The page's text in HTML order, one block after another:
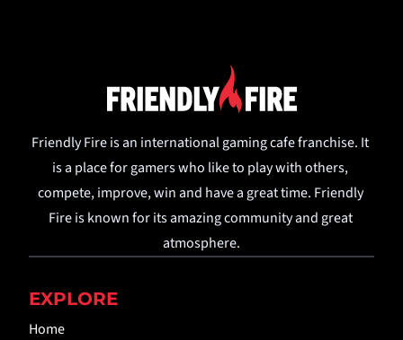
Friendly Fire is an international gaming cafe franchise. It
is a place for gamers who like to play with others,
compete, improve, win and have a great time. Friendly
Fire is known for its amazing community and great
atmosphere.
EXPLORE
Home